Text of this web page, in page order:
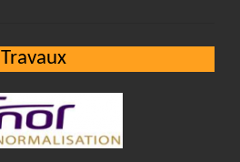
Travaux